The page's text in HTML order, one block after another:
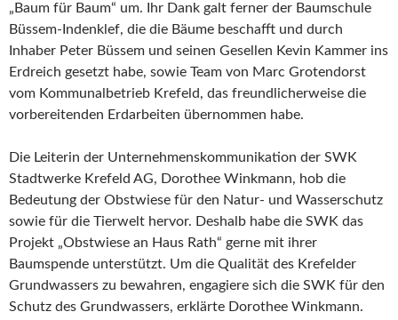
„Baum für Baum“ um. Ihr Dank galt ferner der Baumschule
Büssem-Indenklef, die die Bäume beschafft und durch
Inhaber Peter Büssem und seinen Gesellen Kevin Kammer ins
Erdreich gesetzt habe, sowie Team von Marc Grotendorst
vom Kommunalbetrieb Krefeld, das freundlicherweise die
vorbereitenden Erdarbeiten übernommen habe.
Die Leiterin der Unternehmenskommunikation der SWK
Stadtwerke Krefeld AG, Dorothee Winkmann, hob die
Bedeutung der Obstwiese für den Natur- und Wasserschutz
sowie für die Tierwelt hervor. Deshalb habe die SWK das
Projekt „Obstwiese an Haus Rath“ gerne mit ihrer
Baumspende unterstützt. Um die Qualität des Krefelder
Grundwassers zu bewahren, engagiere sich die SWK für den
Schutz des Grundwassers, erklärte Dorothee Winkmann.